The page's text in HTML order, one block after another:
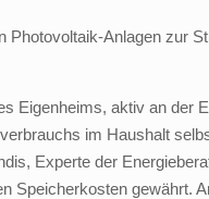
Anlagen zur
aktiv an der
im Haushalt
Experte der
gewährt.